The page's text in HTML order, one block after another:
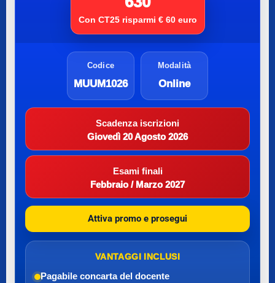
Con CT25 risparmi € 60 euro
Codice
MUUM1026
Modalità
Online
Scadenza iscrizioni
Giovedì 20 Agosto 2026
Esami finali
Febbraio / Marzo 2027
Attiva promo e prosegui
VANTAGGI INCLUSI
Pagabile concarta del docente